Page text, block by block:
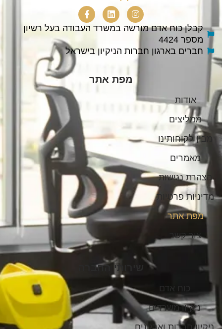
קבלן כוח אדם מורשה במשרד העבודה בעל רשיון
מספר 4424
חברים בארגון חברות הניקיון בישראל
מפת אתר
אודות
ממליצים
מבין לקוחותינו
מאמרים
הצהרת נגישות
מדיניות פרטיות
מפת אתר
צור קשר
שירותי החברה
כוח אדם
ניקיון משרדים
ניקיון חברות וארגונים